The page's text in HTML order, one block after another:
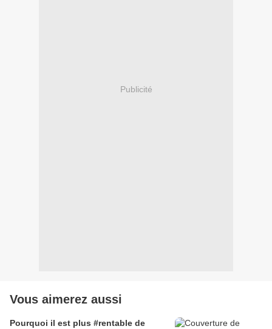
Publicité
Vous aimerez aussi
Pourquoi il est plus #rentable de